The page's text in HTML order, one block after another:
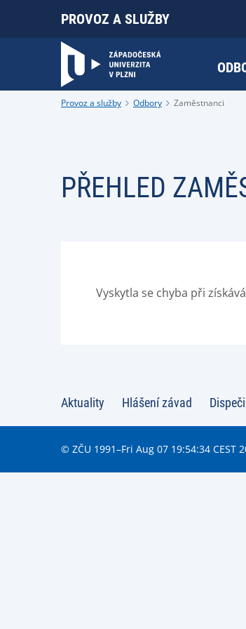
PROVOZ A SLUŽBY
Provoz a služby Odbory Zaměstnanci
PŘEHLED
Vyskytla se chyba při
Aktuality Hlášení závad
© ZČU 1991–Fri Aug 07 19:54:34 CEST